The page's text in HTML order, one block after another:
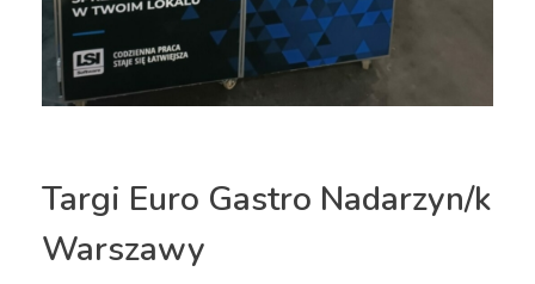
Targi Euro Gastro Nadarzyn/k
Warszawy